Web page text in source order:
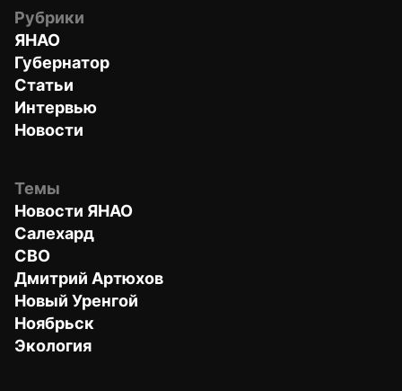
Рубрики
ЯНАО
Губернатор
Статьи
Интервью
Новости
Темы
Новости ЯНАО
Салехард
СВО
Дмитрий Артюхов
Новый Уренгой
Ноябрьск
Экология